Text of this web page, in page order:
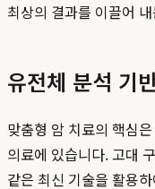
최상의 결과를 이끌어
유전체 분석 기
맞춤형 암 치료의 핵심
의료에 있습니다. 고대
같은 최신 기술을 활용